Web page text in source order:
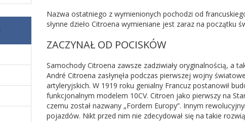
Nazwa ostatniego z wymienionych pochodzi od
słynne dzieło Citroena wymieniane jest zaraz na
ZACZYNAŁ OD POCISKÓW
Samochody Citroena zawsze zadziwiały oryginalnością, a
André Citroena zasłynęła podczas pierwszej wojny
artyleryjskich. W 1919 roku genialny Francuz postanowił
funkcjonalnym modelem 10CV. Citroen jako pierwszy na
czemu został nazwany „Fordem Europy”. Innym
pojazdów. Nikt przed nim nie zdecydował się na takie